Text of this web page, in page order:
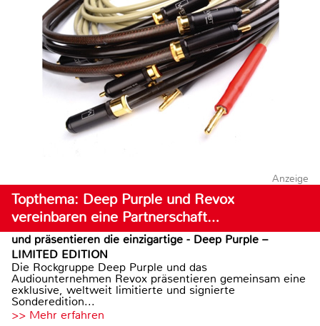
Anzeige
Topthema: Deep Purple und Revox
vereinbaren eine Partnerschaft…
und präsentieren die einzigartige - Deep Purple –
LIMITED EDITION
Die Rockgruppe Deep Purple und das
Audiounternehmen Revox präsentieren gemeinsam eine
exklusive, weltweit limitierte und signierte
Sonderedition...
>> Mehr erfahren